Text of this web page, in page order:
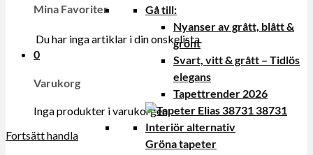
Mina Favoriter
Du har inga artiklar i din onskelista.
0
Varukorg
Inga produkter i varukorgen.
Fortsätt handla
Gå till:
Nyanser av grått, blått &
grönt
Svart, vitt & grått – Tidlös
elegans
Tapettrender 2026
Gröna tapeter